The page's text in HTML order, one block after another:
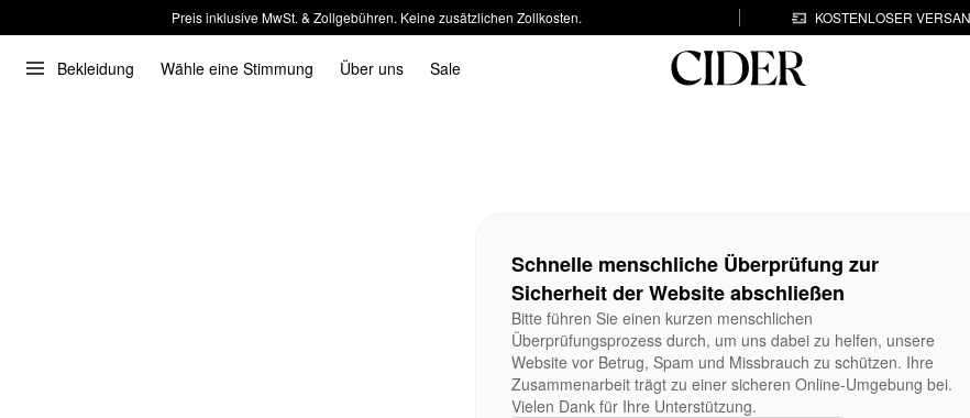
Preis inklusive MwSt. & Zollgebühren. Keine zusätzlichen Zollkosten. KOSTENLOSER
Bekleidung Wähle eine Stimmung Über uns Sale
Schnelle menschliche Überprüfung zur
Sicherheit der Website abschließen
Bitte führen Sie einen kurzen menschlichen
Überprüfungsprozess durch, um uns dabei zu helfen, unsere
Website vor Betrug, Spam und Missbrauch zu schützen. Ihre
Zusammenarbeit trägt zu einer sicheren Online-Umgebung bei.
Vielen Dank für Ihre Unterstützung.